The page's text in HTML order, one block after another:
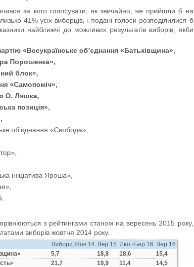
за кого голосувати, як звичайно, не прийшли б на
41% усіх виборців, і подані голоси розподілилися б
найближчі до можливих результатів виборів, якби
«Всеукраїнське об’єднання «Батьківщина»,
Порошенка»,
блок»,
«Самопоміч»,
О. Ляшка,
позиція»,
об’єднання «Свобода»,
ініціатива Яроша»,
з рейтингами станом на вересень 2015 року,
виборів жовтня 2014 року.
Вибори,Жов.14 Вер.15 Лют.-Бер.16
Вер.16
5,7 18,8 18,6
15,4
21,7 19,9 11,4
14,5